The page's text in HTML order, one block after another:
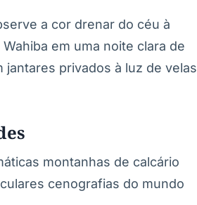
a cor drenar do céu à
em uma noite clara de
privados à luz de velas
montanhas de calcário
cenografias do mundo